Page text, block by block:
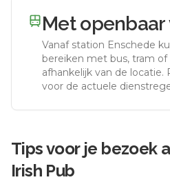
Met openbaar
Vanaf station Enschede
bereiken met bus, tram
afhankelijk van de locatie.
voor de actuele
Tips voor je bezoek
Irish Pub